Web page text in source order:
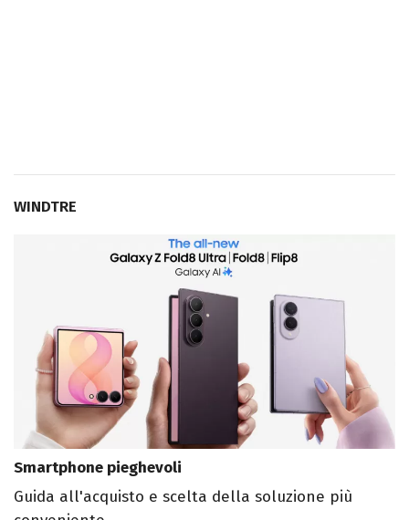
WINDTRE
Smartphone pieghevoli
Guida all'acquisto e scelta della soluzione più